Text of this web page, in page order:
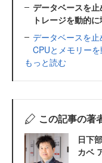
データベースを
トレージを動的
データベースを
CPUとメモリー
もっと読む
この記事の著
日下
カベ